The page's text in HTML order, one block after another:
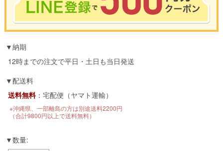
LINEのアカウントを使って簡単に会員登録＆ログインすることも可能です。
納期
12時までの注文で平日・土日も当日発送
配送料
送料無料：宅配便（ヤマト運輸）
※沖縄県、一部離島の方は別途送料2200円
（合計9800円以上で送料無料）
数量: